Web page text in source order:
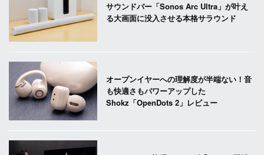
サウンドバー「Sonos Arc Ultra」が叶え
る大画面に没入させる本格サラウンド
オープンイヤーへの理解度が半端ない！音
も快適さもパワーアップした
Shokz「OpenDots 2」レビュー